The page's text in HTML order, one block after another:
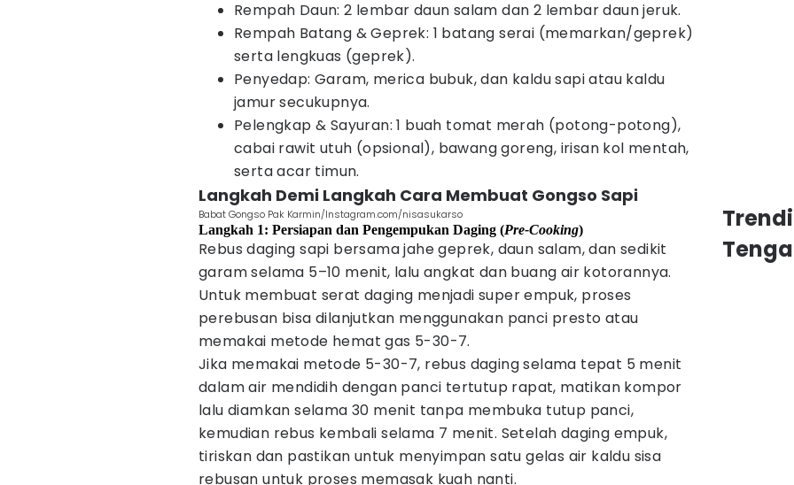
Rempah Daun: 2 lembar daun salam dan 2 lembar daun jeruk.
Rempah Batang & Geprek: 1 batang serai (memarkan/geprek)
serta lengkuas (geprek).
Penyedap: Garam, merica bubuk, dan kaldu sapi atau kaldu
jamur secukupnya.
Pelengkap & Sayuran: 1 buah tomat merah (potong-potong),
cabai rawit utuh (opsional), bawang goreng, irisan kol mentah,
serta acar timun.
Langkah Demi Langkah Cara Membuat Gongso Sapi
Babat Gongso Pak Karmin/Instagram.com/nisasukarso
Langkah 1: Persiapan dan Pengempukan Daging (Pre-Cooking)
Rebus daging sapi bersama jahe geprek, daun salam, dan sedikit
garam selama 5–10 menit, lalu angkat dan buang air kotorannya.
Untuk membuat serat daging menjadi super empuk, proses
perebusan bisa dilanjutkan menggunakan panci presto atau
memakai metode hemat gas 5-30-7.
Jika memakai metode 5-30-7, rebus daging selama tepat 5 menit
dalam air mendidih dengan panci tertutup rapat, matikan kompor
lalu diamkan selama 30 menit tanpa membuka tutup panci,
kemudian rebus kembali selama 7 menit. Setelah daging empuk,
tiriskan dan pastikan untuk menyimpan satu gelas air kaldu sisa
rebusan untuk proses memasak kuah nanti.